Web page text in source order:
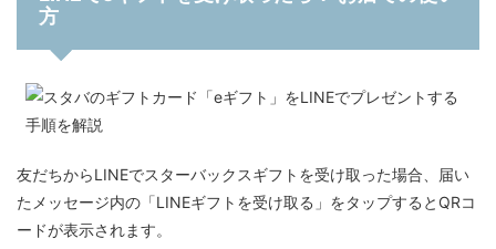
方
友だちからLINEでスターバックスギフトを受け取った場合、届い
たメッセージ内の「LINEギフトを受け取る」をタップするとQRコ
ードが表示されます。